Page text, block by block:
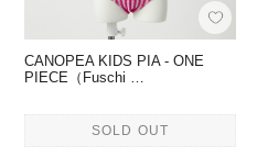
CANOPEA KIDS PIA - ONE
PIECE（Fuschi …
SOLD OUT